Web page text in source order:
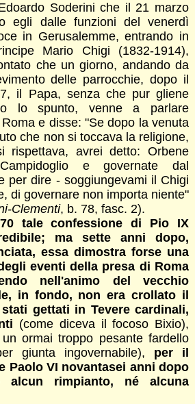
Soderini che il 21 marzo
egli dalle funzioni del venerdì
in Gerusalemme, entrando in
Mario Chigi (1832-1914),
che un giorno, andando da
delle parrocchie, dopo il
il Papa, senza che pur gliene
lo spunto, venne a parlare
e disse: "Se dopo la venuta
che non si toccava la religione,
rispettava, avrei detto: Orbene
e governate dal
per dire - soggiungevami il Chigi
di governare non importa niente"
Clementi, b. 78, fasc. 2).
tale confessione di Pio IX
ma sette anni dopo,
essa dimostra forse una
eventi della presa di Roma
nell'animo del vecchio
in fondo, non era crollato il
gettati in Tevere cardinali,
(come diceva il focoso Bixio),
ormai troppo pesante fardello
giunta ingovernabile), per il
Paolo VI novantasei anni dopo
alcun rimpianto, né alcuna